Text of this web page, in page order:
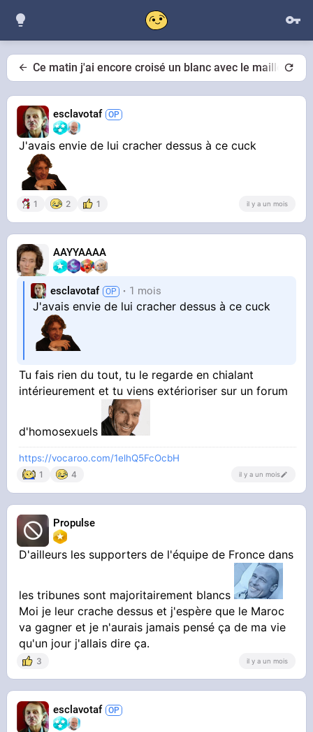
Ce matin j'ai encore croisé un blanc avec le maillot de
esclavotaf
J'avais envie de lui cracher dessus à ce cuck
1 2 1 il y a un mois
AAYYAAAA
esclavotaf 1 mois
J'avais envie de lui cracher dessus à ce cuck
Tu fais rien du tout, tu le regarde en chialant
intérieurement et tu viens extérioriser sur un forum
d'homosexuels
https://vocaroo.com/1elhQ5FcOcbH
1 4 il y a un mois
Propulse
D'ailleurs les supporters de l'équipe de Fronce dans
les tribunes sont majoritairement blancs
Moi je leur crache dessus et j'espère que le Maroc
va gagner et je n'aurais jamais pensé ça de ma vie
qu'un jour j'allais dire ça.
3 il y a un mois
esclavotaf